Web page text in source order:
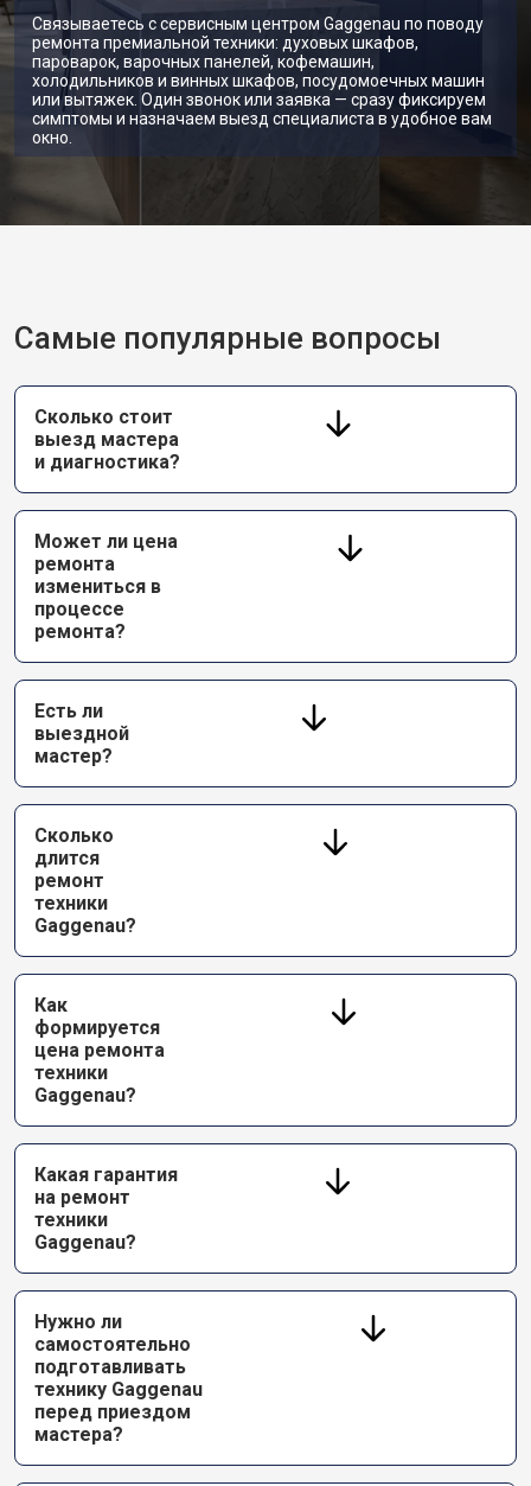
Связываетесь с сервисным центром Gaggenau по поводу
ремонта премиальной техники: духовых шкафов,
пароварок, варочных панелей, кофемашин,
холодильников и винных шкафов, посудомоечных машин
или вытяжек. Один звонок или заявка — сразу фиксируем
симптомы и назначаем выезд специалиста в удобное вам
окно.
Самые популярные вопросы
Сколько стоит
выезд мастера
и диагностика?
Может ли цена
ремонта
измениться в
процессе
ремонта?
Есть ли
выездной
мастер?
Сколько
длится
ремонт
техники
Gaggenau?
Как
формируется
цена ремонта
техники
Gaggenau?
Какая гарантия
на ремонт
техники
Gaggenau?
Нужно ли
самостоятельно
подготавливать
технику Gaggenau
перед приездом
мастера?